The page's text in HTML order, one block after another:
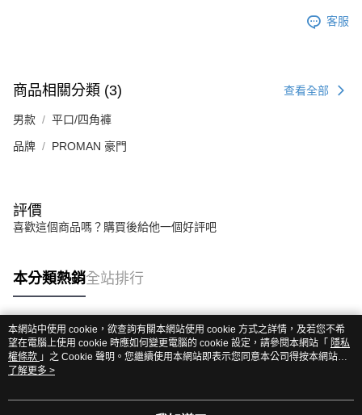
客服
商品相關分類 (3) 查看全部
男款 平口/四角褲
品牌 PROMAN 豪門
評價
喜歡這個商品嗎？購買後給他一個好評吧
本分類熱銷全站排行
熱門標籤
本網站中使用 cookie，欲查詢有關本網站使用 cookie 方式之詳情，及若您不希
望在電腦上使用 cookie 時應如何變更電腦的 cookie 設定，請參閱本網站「 隱私
權條款 」之 Cookie 聲明。您繼續使用本網站即表示您同意本公司得按本網站使
用條款之 Cookie 聲明使用 cookie。
了解更多 >